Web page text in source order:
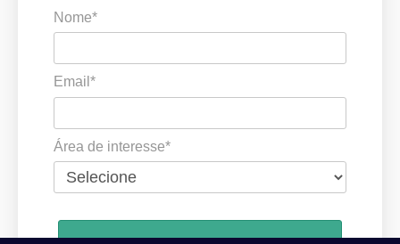
Nome*
Email*
Área de interesse*